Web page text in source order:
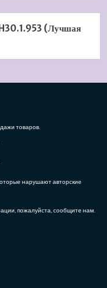
(Лучшая
товаров.
нарушают авторские
пожалуйста, сообщите нам.